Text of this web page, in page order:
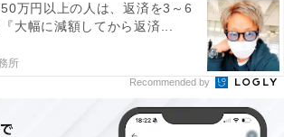
万円以上の人は、返済を3～6
大幅に減額してから返済...
所
Recommended by